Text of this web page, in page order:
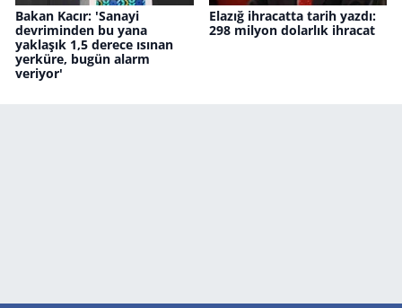
Bakan Kacır: 'Sanayi
devriminden bu yana
yaklaşık 1,5 derece ısınan
yerküre, bugün alarm
veriyor'
Elazığ ihracatta tarih yazdı:
298 milyon dolarlık ihracat